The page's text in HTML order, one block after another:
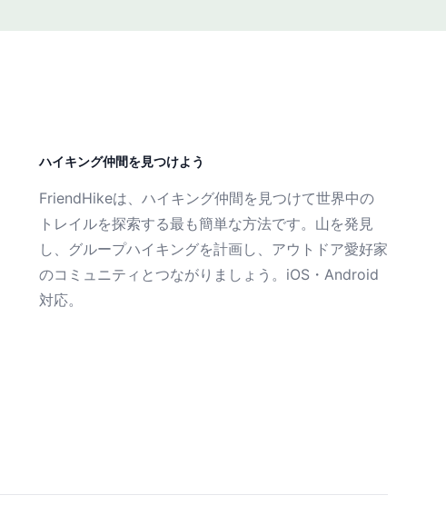
ハイキング仲間を見つけよう
FriendHikeは、ハイキング仲間を見つけて世界中の
トレイルを探索する最も簡単な方法です。山を発見
し、グループハイキングを計画し、アウトドア愛好家
のコミュニティとつながりましょう。iOS・Android
対応。